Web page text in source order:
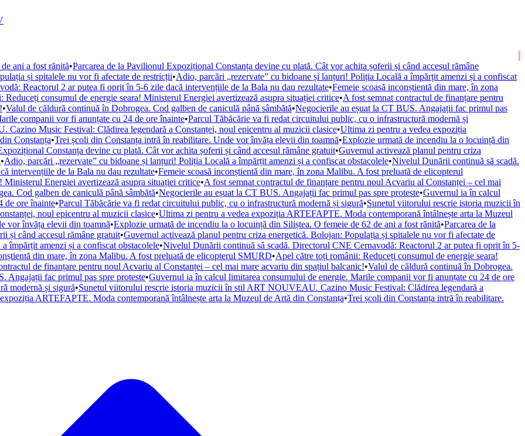
ani a fost rănită•Parcarea de la Pavilionul Expozițional Constanța devine cu plată. Cât vor achita șoferii și când accesul rămâne
și spitalele nu vor fi afectate de restricții•Adio, parcări „rezervate” cu bidoane și lanțuri! Poliția Locală a împărțit amenzi și a confiscat
Reactorul 2 ar putea fi oprit în 5-6 zile dacă intervențiile de la Bala nu dau rezultate•Femeie scoasă inconștientă din mare, în zona
Reduceți consumul de energie seara! Ministerul Energiei avertizează asupra situației critice•A fost semnat contractul de finanțare pentru
•Valul de căldură continuă în Dobrogea. Cod galben de caniculă până sâmbătă•Negocierile au eșuat la CT BUS. Angajații fac primul pas
companii vor fi anunțate cu 24 de ore înainte•Parcul Tăbăcărie va fi redat circuitului public, cu o infrastructură modernă și
Music Festival: Clădirea legendară a Constanței, noul epicentru al muzicii clasice•Ultima zi pentru a vedea expoziția
Constanța•Trei școli din Constanța intră în reabilitare. Unde vor învăța elevii din toamnă•Explozie urmată de incendiu la o locuință din
Constanța devine cu plată. Cât vor achita șoferii și când accesul rămâne gratuit•Guvernul activează planul pentru criza
•Adio, parcări „rezervate” cu bidoane și lanțuri! Poliția Locală a împărțit amenzi și a confiscat obstacolele•Nivelul Dunării continuă să scadă.
intervențiile de la Bala nu dau rezultate•Femeie scoasă inconștientă din mare, în zona Malibu. A fost preluată de elicopterul
Energiei avertizează asupra situației critice•A fost semnat contractul de finanțare pentru noul Acvariu al Constanței – cel mai
Cod galben de caniculă până sâmbătă•Negocierile au eșuat la CT BUS. Angajații fac primul pas spre proteste•Guvernul ia în calcul
de ore înainte•Parcul Tăbăcărie va fi redat circuitului public, cu o infrastructură modernă și sigură•Sunetul viitorului rescrie istoria muzicii în
noul epicentru al muzicii clasice•Ultima zi pentru a vedea expoziția ARTEFAPTE. Moda contemporană întâlnește arta la Muzeul
vor învăța elevii din toamnă•Explozie urmată de incendiu la o locuință din Siliștea. O femeie de 62 de ani a fost rănită•Parcarea de la
și când accesul rămâne gratuit•Guvernul activează planul pentru criza energetică. Bolojan: Populația și spitalele nu vor fi afectate de
împărțit amenzi și a confiscat obstacolele•Nivelul Dunării continuă să scadă. Directorul CNE Cernavodă: Reactorul 2 ar putea fi oprit în 5-
din mare, în zona Malibu. A fost preluată de elicopterul SMURD•Apel către toți românii: Reduceți consumul de energie seara!
de finanțare pentru noul Acvariu al Constanței – cel mai mare acvariu din spațiul balcanic!•Valul de căldură continuă în Dobrogea.
Angajații fac primul pas spre proteste•Guvernul ia în calcul limitarea consumului de energie. Marile companii vor fi anunțate cu 24 de ore
modernă și sigură•Sunetul viitorului rescrie istoria muzicii în stil ART NOUVEAU. Cazino Music Festival: Clădirea legendară a
ARTEFAPTE. Moda contemporană întâlnește arta la Muzeul de Artă din Constanța•Trei școli din Constanța intră în reabilitare.